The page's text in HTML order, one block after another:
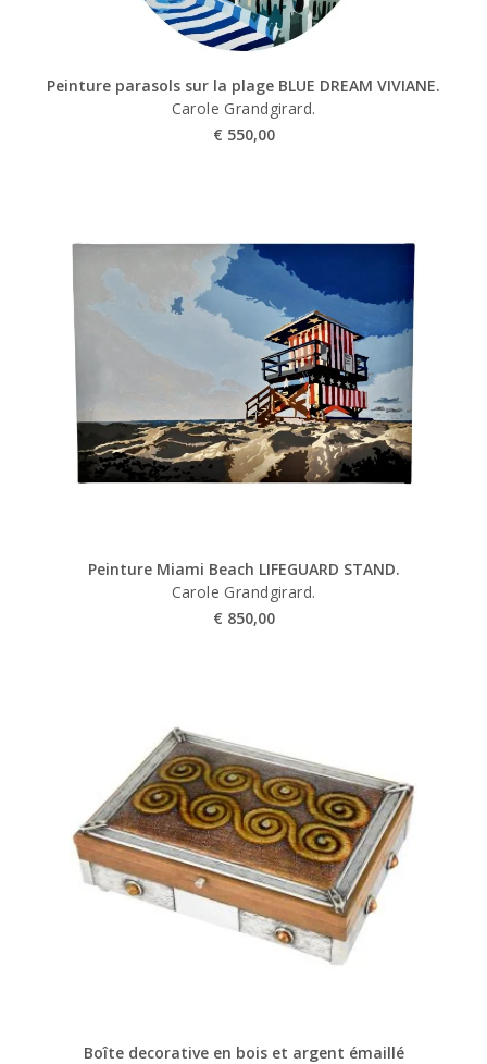
Peinture parasols sur la plage BLUE DREAM VIVIANE.
Carole Grandgirard.
€ 550,00
Peinture Miami Beach LIFEGUARD STAND.
Carole Grandgirard.
€ 850,00
Boîte decorative en bois et argent émaillé